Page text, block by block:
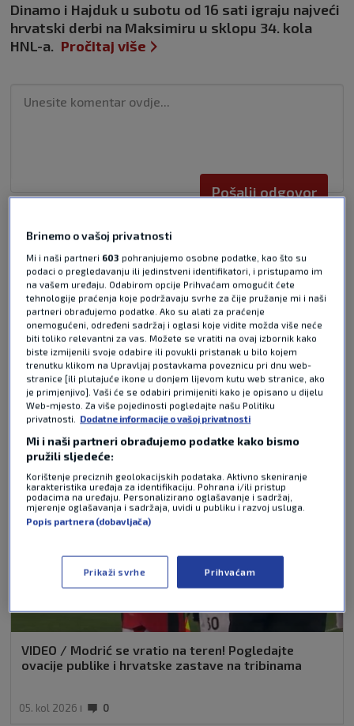
Dinamo i Hajduk u subotu od 16 sati igraju najveći
hrvatski derbi na Maksimiru u sklopu 34. kola
HNL-a. Pročitaj više
Pošalji odgovor
Pošalji
NAJČITANIJE VIJESTI - NOGOMET
VIDEO / Modrić se vratio na teren! Pogledajte
ovacije publike i hrvatske zastave na tribinama
05. kol 2026 0
Brinemo o vašoj privatnosti
Mi i naši partneri 603 pohranjujemo osobne podatke, kao što su
podaci o pregledavanju ili jedinstveni identifikatori, i pristupamo im
na vašem uređaju. Odabirom opcije Prihvaćam omogućit ćete
tehnologije praćenja koje podržavaju svrhe za čije pružanje mi i naši
partneri obrađujemo podatke. Ako su alati za praćenje
onemogućeni, određeni sadržaj i oglasi koje vidite možda više neće
biti toliko relevantni za vas. Možete se vratiti na ovaj izbornik kako
biste izmijenili svoje odabire ili povukli pristanak u bilo kojem
trenutku klikom na Upravljaj postavkama poveznicu pri dnu web-
stranice [ili plutajuće ikone u donjem lijevom kutu web stranice, ako
je primjenjivo]. Vaši će se odabiri primijeniti kako je opisano u dijelu
Web-mjesto. Za više pojedinosti pogledajte našu Politiku
privatnosti. Dodatne informacije o vašoj privatnosti
Mi i naši partneri obrađujemo podatke kako bismo
pružili sljedeće:
Korištenje preciznih geolokacijskih podataka. Aktivno skeniranje
karakteristika uređaja za identifikaciju. Pohrana i/ili pristup
podacima na uređaju. Personalizirano oglašavanje i sadržaj,
mjerenje oglašavanja i sadržaja, uvidi u publiku i razvoj usluga.
Popis partnera (dobavljača)
Prikaži svrhe Prihvaćam